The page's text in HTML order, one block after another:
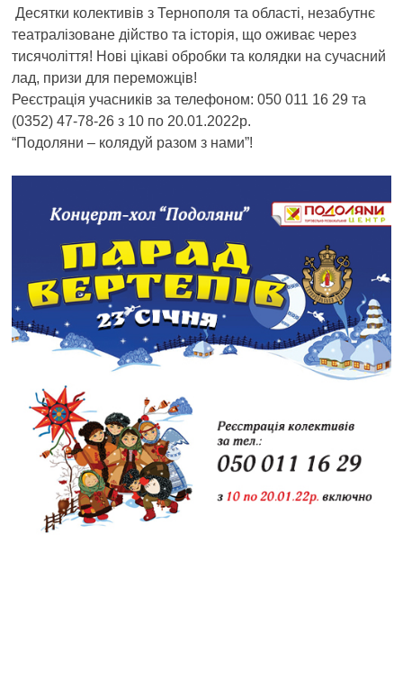
Десятки колективів з Тернополя та області, незабутнє
театралізоване дійство та історія, що оживає через
тисячоліття! Нові цікаві обробки та колядки на сучасний
лад, призи для переможців!
Реєстрація учасників за телефоном: 050 011 16 29 та
(0352) 47-78-26 з 10 по 20.01.2022р.
“Подоляни – колядуй разом з нами”!